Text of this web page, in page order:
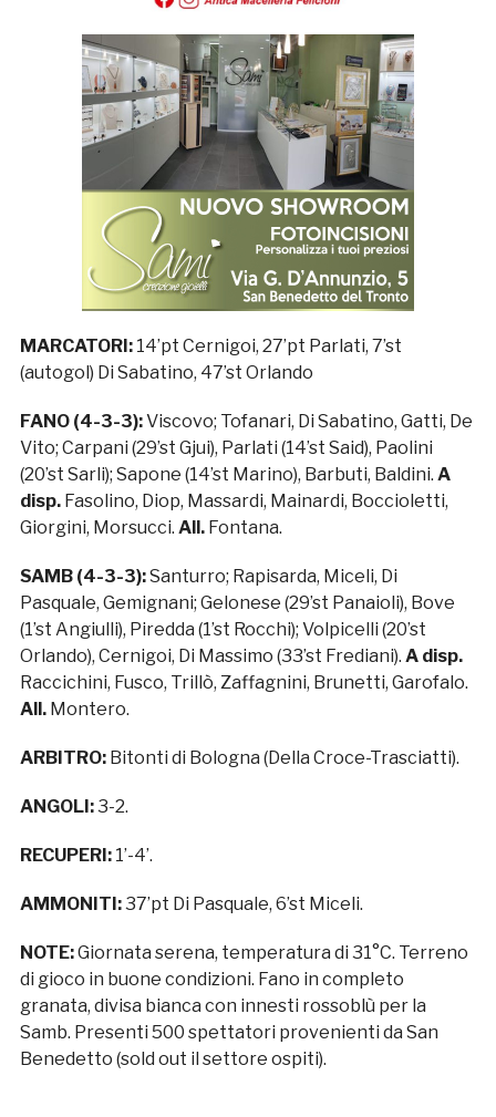
MARCATORI: 14’pt Cernigoi, 27’pt Parlati, 7’st
(autogol) Di Sabatino, 47’st Orlando
FANO (4-3-3):Viscovo; Tofanari, Di Sabatino, Gatti, De
Vito; Carpani (29’st Gjui), Parlati (14’st Said), Paolini
(20’st Sarli); Sapone (14’st Marino), Barbuti, Baldini. A
disp.Fasolino, Diop, Massardi, Mainardi, Boccioletti,
Giorgini, Morsucci. All.Fontana.
SAMB (4-3-3):Santurro; Rapisarda, Miceli, Di
Pasquale, Gemignani; Gelonese (29’st Panaioli), Bove
(1’st Angiulli), Piredda (1’st Rocchi); Volpicelli (20’st
Orlando), Cernigoi, Di Massimo (33’st Frediani). A disp.
Raccichini, Fusco, Trillò, Zaffagnini, Brunetti, Garofalo.
All.Montero.
ARBITRO: Bitonti di Bologna (Della Croce-Trasciatti).
ANGOLI:3-2.
RECUPERI:1’-4’.
AMMONITI:37’pt Di Pasquale, 6’st Miceli.
NOTE:Giornata serena, temperatura di 31°C. Terreno
di gioco in buone condizioni. Fano in completo
granata, divisa bianca con innesti rossoblù per la
Samb. Presenti 500 spettatori provenienti da San
Benedetto (sold out il settore ospiti).